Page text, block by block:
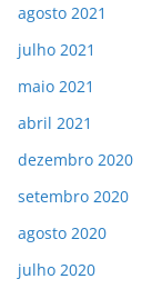
agosto 2021
julho 2021
maio 2021
abril 2021
dezembro 2020
setembro 2020
agosto 2020
julho 2020